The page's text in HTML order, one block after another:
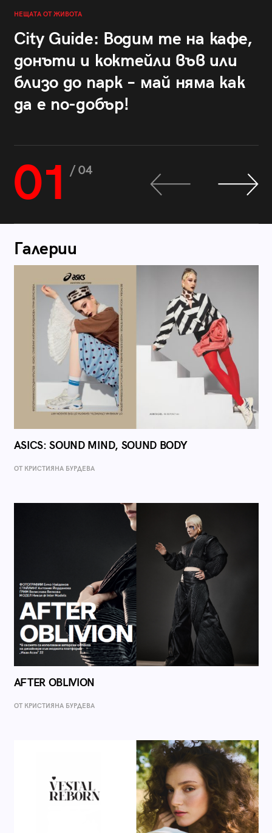
НЕЩАТА ОТ ЖИВОТА
City Guide: Водим те на кафе,
донъти и коктейли във или
близо до парк – май няма как
да е по-добър!
01 / 04
Галерии
ASICS: SOUND MIND, SOUND BODY
ОТ КРИСТИЯНА БУРДЕВА
AFTER OBLIVION
ОТ КРИСТИЯНА БУРДЕВА